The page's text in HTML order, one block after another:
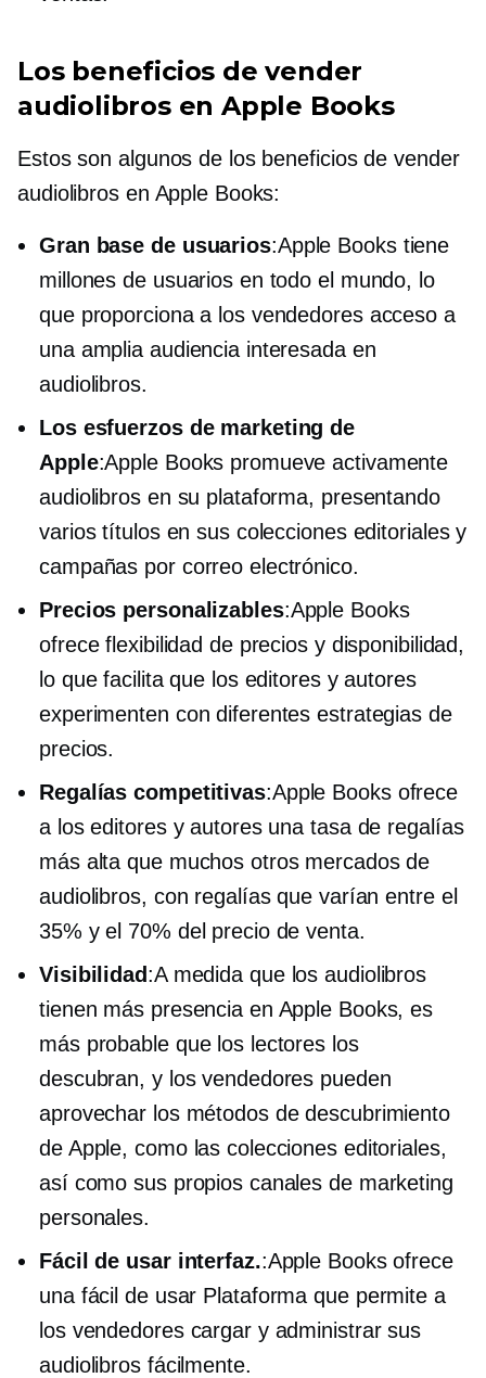
Los beneficios de vender
audiolibros en Apple Books
Estos son algunos de los beneficios de vender
audiolibros en Apple Books:
Gran base de usuarios:Apple Books tiene
millones de usuarios en todo el mundo, lo
que proporciona a los vendedores acceso a
una amplia audiencia interesada en
audiolibros.
Los esfuerzos de marketing de
Apple:Apple Books promueve activamente
audiolibros en su plataforma, presentando
varios títulos en sus colecciones editoriales y
campañas por correo electrónico.
Precios personalizables:Apple Books
ofrece flexibilidad de precios y disponibilidad,
lo que facilita que los editores y autores
experimenten con diferentes estrategias de
precios.
Regalías competitivas:Apple Books ofrece
a los editores y autores una tasa de regalías
más alta que muchos otros mercados de
audiolibros, con regalías que varían entre el
35% y el 70% del precio de venta.
Visibilidad:A medida que los audiolibros
tienen más presencia en Apple Books, es
más probable que los lectores los
descubran, y los vendedores pueden
aprovechar los métodos de descubrimiento
de Apple, como las colecciones editoriales,
así como sus propios canales de marketing
personales.
Fácil de usarinterfaz.:Apple Books ofrece
una fácil de usar Plataforma que permite a
los vendedores cargar y administrar sus
audiolibros fácilmente.